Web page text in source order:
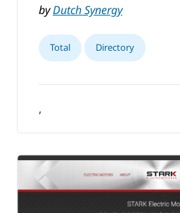
byDutch Synergy
Total Directory
,